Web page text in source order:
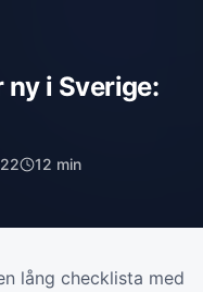
i Sverige:
12 min
lång checklista med